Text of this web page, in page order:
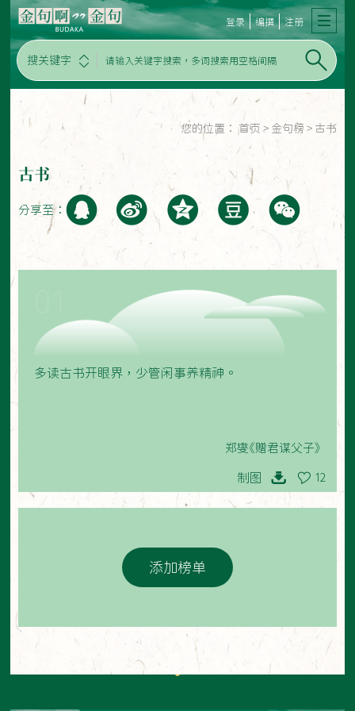
搜关键字
登录 编撰 注册
您的位置： 首页 > 金句榜 > 古书
古书
分享至：
多读古书开眼界，少管闲事养精神。
郑燮《赠君谋父子》
制图 12
添加榜单